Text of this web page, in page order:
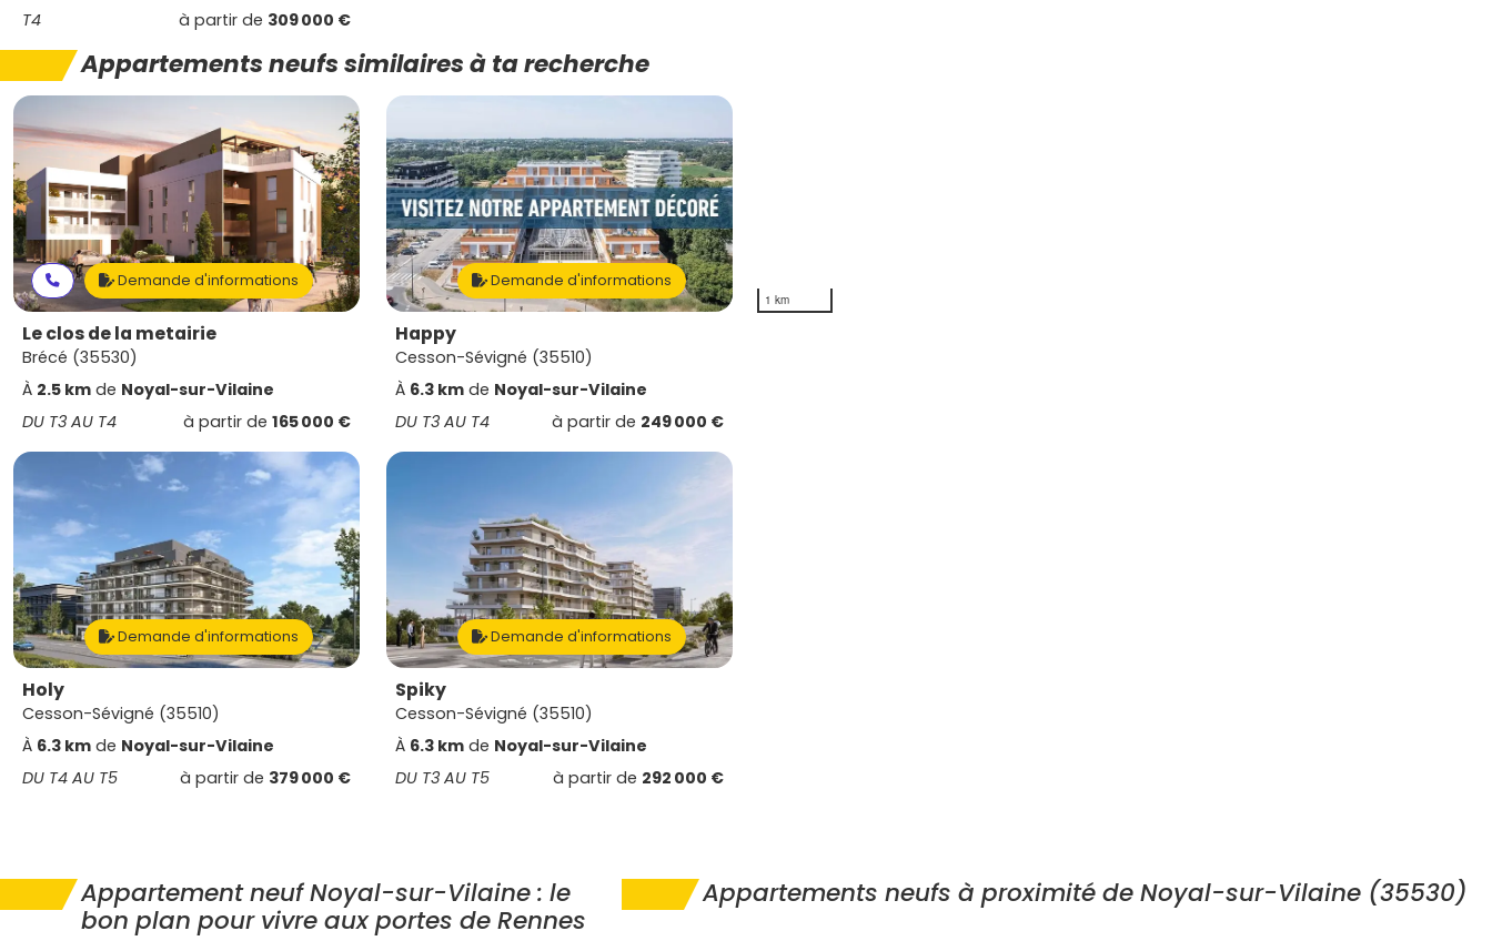
T4
à partir de 309 000 €
Appartements neufs similaires à ta recherche
Demande d'informations
Le clos de la metairie
Brécé (35530)
À 2.5 km de Noyal-sur-Vilaine
DU T3 AU T4
à partir de 165 000 €
Demande d'informations
Happy
Cesson-Sévigné (35510)
À 6.3 km de Noyal-sur-Vilaine
DU T3 AU T4
à partir de 249 000 €
Demande d'informations
Holy
Cesson-Sévigné (35510)
À 6.3 km de Noyal-sur-Vilaine
DU T4 AU T5
à partir de 379 000 €
Demande d'informations
Spiky
Cesson-Sévigné (35510)
À 6.3 km de Noyal-sur-Vilaine
DU T3 AU T5
à partir de 292 000 €
1 km
Appartement neuf Noyal-sur-Vilaine : le
bon plan pour vivre aux portes de Rennes
Appartements neufs à proximité de Noyal-sur-Vilaine (35530)